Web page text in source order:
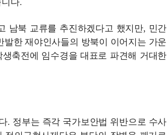
다.
남북 교류를 추진하겠다고 했지만, 민간
한 재야인사들의 방북이 이어지는 가운
축전에 임수경을 대표로 파견해 거대한
. 정부는 즉각 국가보안법 위반으로 수사